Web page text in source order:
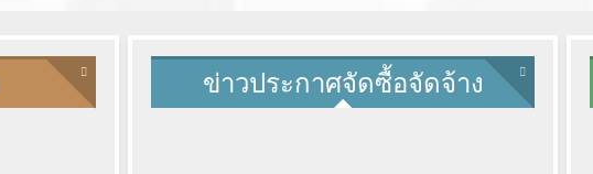
ข่าวประกาศจัดซื้อจัดจ้าง